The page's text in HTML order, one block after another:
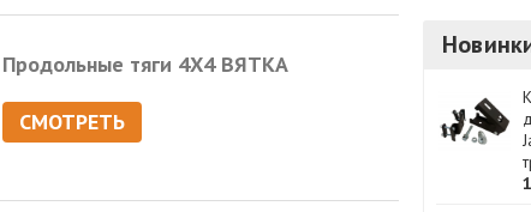
Продольные тяги 4Х4 ВЯТКА
СМОТРЕТЬ